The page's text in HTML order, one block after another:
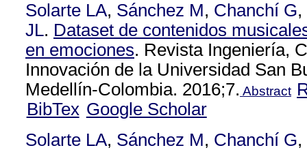
Solarte LA, Sánchez M, Chanchí G,
JL. Dataset de contenidos
en emociones. Revista Ingeniería,
Innovación de la Universidad San
Medellín-Colombia. 2016;7. Abstract
BibTex Google Scholar
Solarte LA, Sánchez M, Chanchí G,